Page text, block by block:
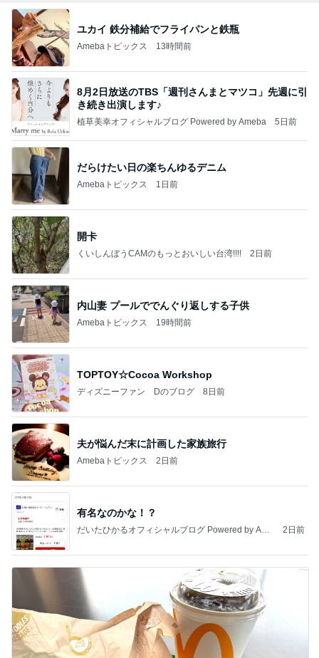
ユカイ 鉄分補給でフライパンと鉄瓶
Amebaトピックス 13時間前
8月2日放送のTBS「週刊さんまとマツコ」先週に引
き続き出演します♪
植草美幸オフィシャルブログ Powered by Ameba 5日前
だらけたい日の楽ちんゆるデニム
Amebaトピックス 1日前
開卡
くいしんぼうCAMのもっとおいしい台湾!!!! 2日前
内山妻 プールででんぐり返しする子供
Amebaトピックス 19時間前
TOPTOY☆Cocoa Workshop
ディズニーファン Dのブログ 8日前
夫が悩んだ末に計画した家族旅行
Amebaトピックス 2日前
有名なのかな！？
だいたひかるオフィシャルブログ Powered by Ame
2日前